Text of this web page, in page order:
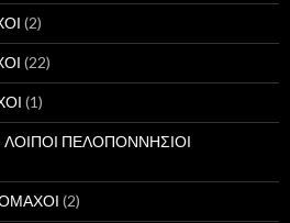
(2)
(22)
(1)
ΠΕΛΟΠΟΝΝΗΣΙΟΙ
(2)